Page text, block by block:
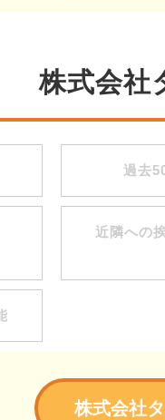
株式会社
過去
近隣への
株式会社